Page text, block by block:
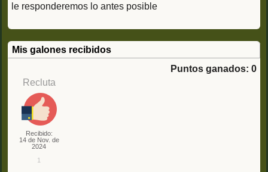
le responderemos lo antes posible
Mis galones recibidos
Puntos ganados: 0
Recluta
Recibido:
14 de Nov. de
2024
1